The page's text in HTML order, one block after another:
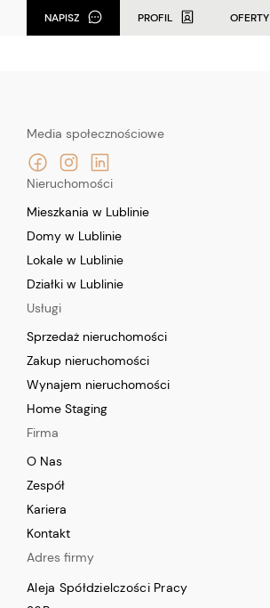
NAPISZ PROFIL OFERTY
Media społecznościowe
Adres firmy
Aleja Spółdzielczości Pracy
Nieruchomości
Mieszkania w Lublinie
Domy w Lublinie
Lokale w Lublinie
Działki w Lublinie
Usługi
Sprzedaż nieruchomości
Zakup nieruchomości
Wynajem nieruchomości
Home Staging
Firma
O Nas
Zespół
Kariera
Kontakt